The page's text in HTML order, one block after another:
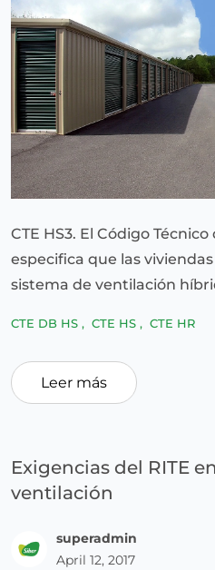
CTE HS3. El Código
especifica que las
sistema de ventilación
CTE DB HS , CTE HS , CTE HR
Leer más
Exigencias del RITE
ventilación
superadmin
April 12, 2017